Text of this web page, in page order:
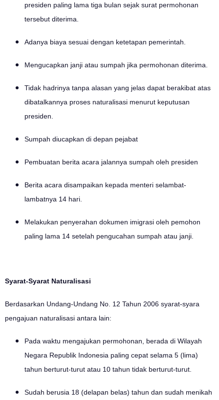
presiden paling lama tiga bulan sejak surat permohonan
tersebut diterima.
Adanya biaya sesuai dengan ketetapan pemerintah.
Mengucapkan janji atau sumpah jika permohonan diterima.
Tidak hadrinya tanpa alasan yang jelas dapat berakibat atas
dibatalkannya proses naturalisasi menurut keputusan
presiden.
Sumpah diucapkan di depan pejabat
Pembuatan berita acara jalannya sumpah oleh presiden
Berita acara disampaikan kepada menteri selambat-
lambatnya 14 hari.
Melakukan penyerahan dokumen imigrasi oleh pemohon
paling lama 14 setelah pengucahan sumpah atau janji.
Syarat-Syarat Naturalisasi
Berdasarkan Undang-Undang No. 12 Tahun 2006 syarat-syara
pengajuan naturalisasi antara lain:
Pada waktu mengajukan permohonan, berada di Wilayah
Negara Republik Indonesia paling cepat selama 5 (lima)
tahun berturut-turut atau 10 tahun tidak berturut-turut.
Sudah berusia 18 (delapan belas) tahun dan sudah menikah